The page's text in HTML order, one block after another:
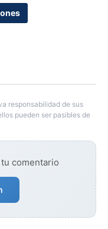
responsabilidad de sus
pueden ser pasibles de
comentario